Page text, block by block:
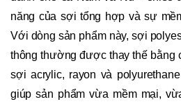
năng của sợi tổng hợp và sự
Với dòng sản phẩm này, sợi
thông thường được thay thế bằng
sợi acrylic, rayon và
giúp sản phẩm vừa mềm mại,